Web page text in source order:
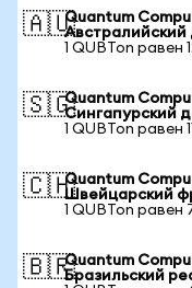
🇦🇺Quantum
Австралийский
1 QUBTon равен
🇸🇬Quantum
Сингапурский
1 QUBTon равен
🇨🇭Quantum
Швейцарский
1 QUBTon равен
🇧🇷Quantum
Бразильский